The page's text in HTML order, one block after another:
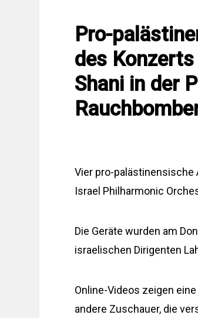
Pro-
des
Shani in der
Vier pro-
Israel Philharmonic
Die Geräte wurden am
israelischen Dirigenten
Online-Videos zeigen
andere Zuschauer, die